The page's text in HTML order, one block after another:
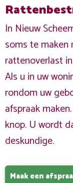
In Nieuw
soms te maken
rattenoverlast
Als u in uw
rondom uw
afspraak
knop. U wordt
deskundige.
Maak een